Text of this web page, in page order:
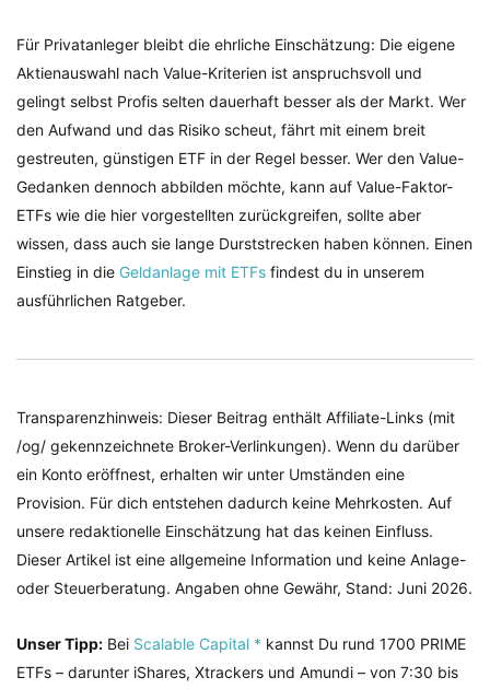
Für Privatanleger bleibt die ehrliche Einschätzung: Die eigene
Aktienauswahl nach Value-Kriterien ist anspruchsvoll und
gelingt selbst Profis selten dauerhaft besser als der Markt. Wer
den Aufwand und das Risiko scheut, fährt mit einem breit
gestreuten, günstigen ETF in der Regel besser. Wer den Value-
Gedanken dennoch abbilden möchte, kann auf Value-Faktor-
ETFs wie die hier vorgestellten zurückgreifen, sollte aber
wissen, dass auch sie lange Durststrecken haben können. Einen
Einstieg in die Geldanlage mit ETFs findest du in unserem
ausführlichen Ratgeber.
Transparenzhinweis: Dieser Beitrag enthält Affiliate-Links (mit
/og/ gekennzeichnete Broker-Verlinkungen). Wenn du darüber
ein Konto eröffnest, erhalten wir unter Umständen eine
Provision. Für dich entstehen dadurch keine Mehrkosten. Auf
unsere redaktionelle Einschätzung hat das keinen Einfluss.
Dieser Artikel ist eine allgemeine Information und keine Anlage-
oder Steuerberatung. Angaben ohne Gewähr, Stand: Juni 2026.
Unser Tipp: Bei Scalable Capital * kannst Du rund 1700 PRIME
ETFs – darunter iShares, Xtrackers und Amundi – von 7:30 bis